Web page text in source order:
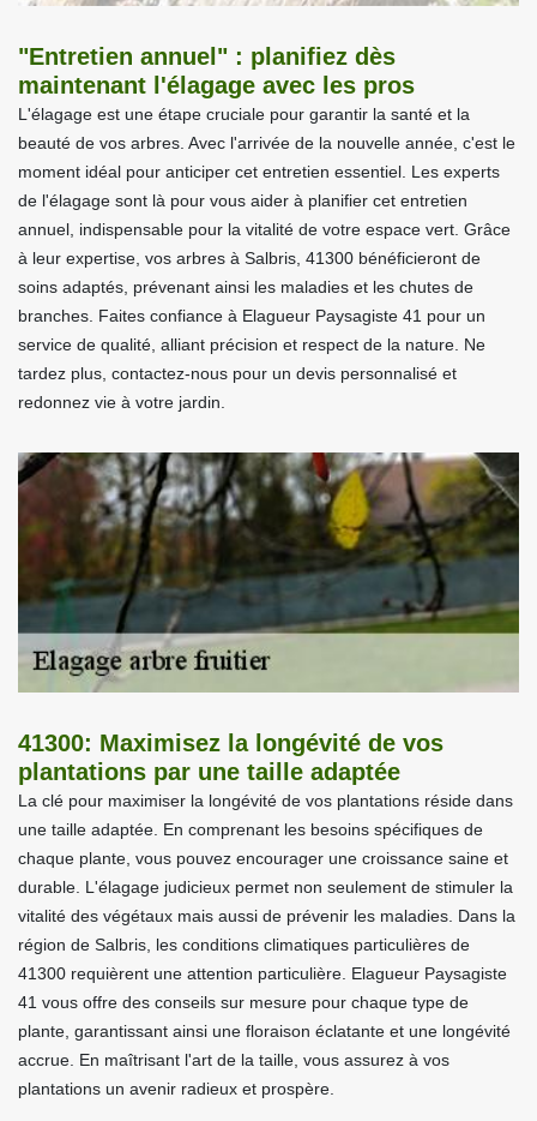
"Entretien annuel" : planifiez dès
maintenant l'élagage avec les pros
L'élagage est une étape cruciale pour garantir la santé et la
beauté de vos arbres. Avec l'arrivée de la nouvelle année, c'est le
moment idéal pour anticiper cet entretien essentiel. Les experts
de l'élagage sont là pour vous aider à planifier cet entretien
annuel, indispensable pour la vitalité de votre espace vert. Grâce
à leur expertise, vos arbres à Salbris, 41300 bénéficieront de
soins adaptés, prévenant ainsi les maladies et les chutes de
branches. Faites confiance à Elagueur Paysagiste 41 pour un
service de qualité, alliant précision et respect de la nature. Ne
tardez plus, contactez-nous pour un devis personnalisé et
redonnez vie à votre jardin.
41300: Maximisez la longévité de vos
plantations par une taille adaptée
La clé pour maximiser la longévité de vos plantations réside dans
une taille adaptée. En comprenant les besoins spécifiques de
chaque plante, vous pouvez encourager une croissance saine et
durable. L'élagage judicieux permet non seulement de stimuler la
vitalité des végétaux mais aussi de prévenir les maladies. Dans la
région de Salbris, les conditions climatiques particulières de
41300 requièrent une attention particulière. Elagueur Paysagiste
41 vous offre des conseils sur mesure pour chaque type de
plante, garantissant ainsi une floraison éclatante et une longévité
accrue. En maîtrisant l'art de la taille, vous assurez à vos
plantations un avenir radieux et prospère.